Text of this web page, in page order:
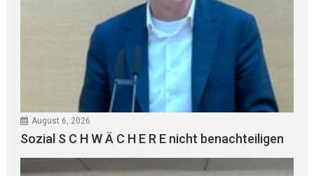
August 6, 2026
Sozial S C H W Ä C H E R E nicht benachteiligen